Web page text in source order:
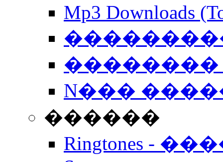
Mp3 Downloads
��������
N���
������
Ringtones -